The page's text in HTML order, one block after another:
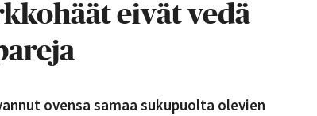
eivät vedä
ovensa samaa sukupuolta olevien